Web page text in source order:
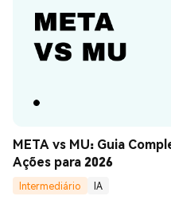
META vs MU: Guia
Ações para 2026
Intermediário
IA